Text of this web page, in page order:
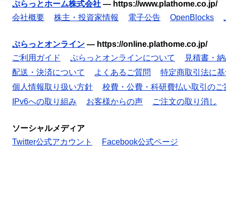
ぷらっとホーム株式会社 — https://www.plathome.co.jp/
会社概要
株主・投資家情報 電子公告 OpenBlocks
ぷらっとオンライン — https://online.plathome.co.jp/
ご利用ガイド
ぷらっとオンラインについて
見積書・
配送・決済について
よくあるご質問
特定商取引法に
個人情報取り扱い方針
校費・公費・科研費払い取引のご
IPv6への取り組み
お客様からの声 ご注文の取り消し
ソーシャルメディア
Twitter公式アカウント
Facebook公式ページ